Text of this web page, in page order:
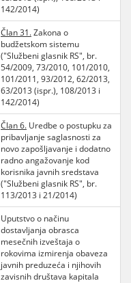
142/2014)
Član 31.Zakona o
budžetskom sistemu
("Službeni glasnik RS", br.
54/2009, 73/2010, 101/2010,
101/2011, 93/2012, 62/2013,
63/2013 (ispr.), 108/2013 i
142/2014)
Član 6. Uredbe o postupku za
pribavljanje saglasnosti za
novo zapošljavanje i dodatno
radno angažovanje kod
korisnika javnih sredstava
("Službeni glasnik RS", br.
113/2013 i 21/2014)
Uputstvo o načinu
dostavljanja obrasca
mesečnih izveštaja o
rokovima izmirenja obaveza
javnih preduzeća i njihovih
zavisnih društava kapitala